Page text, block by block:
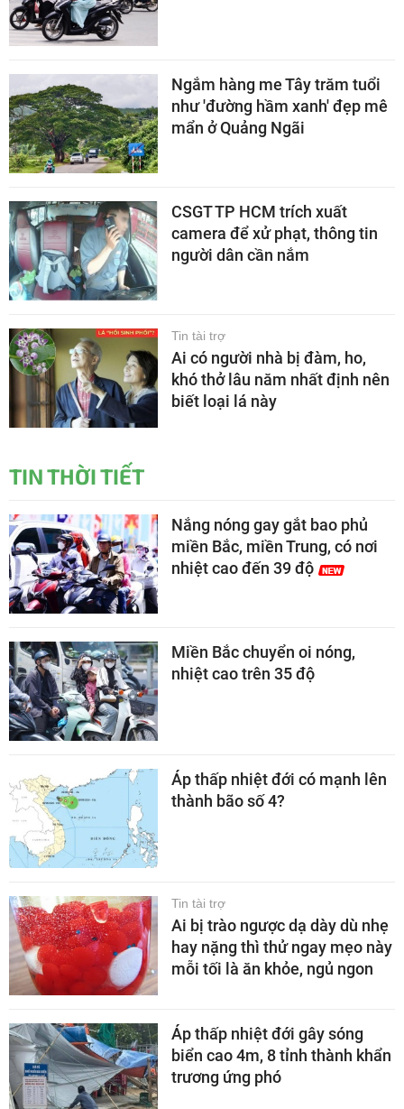
Ngắm hàng me Tây trăm tuổi
như 'đường hầm xanh' đẹp mê
mẩn ở Quảng Ngãi
CSGT TP HCM trích xuất
camera để xử phạt, thông tin
người dân cần nắm
Tin tài trợ
Ai có người nhà bị đàm, ho,
khó thở lâu năm nhất định nên
biết loại lá này
TIN THỜI TIẾT
Nắng nóng gay gắt bao phủ
miền Bắc, miền Trung, có nơi
nhiệt cao đến 39 độ
Miền Bắc chuyển oi nóng,
nhiệt cao trên 35 độ
Áp thấp nhiệt đới có mạnh lên
thành bão số 4?
Tin tài trợ
Ai bị trào ngược dạ dày dù nhẹ
hay nặng thì thử ngay mẹo này
mỗi tối là ăn khỏe, ngủ ngon
Áp thấp nhiệt đới gây sóng
biển cao 4m, 8 tỉnh thành khẩn
trương ứng phó